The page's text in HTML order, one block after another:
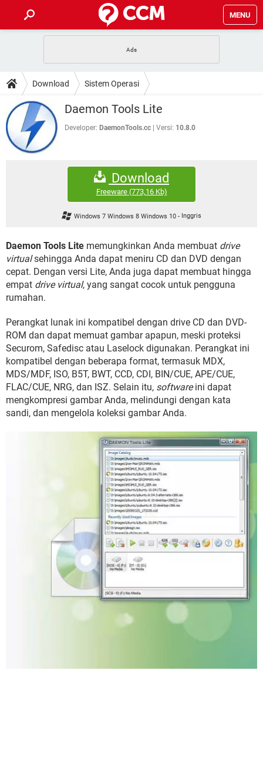
MENU
APLIKASI NONTON FILM & SERI RESET GMAIL
BUAT AKUN TIKTOK APLIKASI VIDEO-CALL
HOW-TO
SAFE MODE ANDROID RESET CLASH OF CLANS
KODE RAHASIA NETFLIX
DOWNLOAD
ADOBE PREMIERE PRO INSTAGRAM UNTUK PC
TEWAS HOLDEM UNTUK IPHONE
FORUM
Reset Akun Facebook yang di-Hack
Front Office dan Back Office OOP - Data Enkapsulasi
Download Sistem Operasi
Daemon Tools Lite
Developer: DaemonTools.cc Versi: 10.8.0
Download
Freeware(773,16 Kb)
Windows 7 Windows 8 Windows 10 - Inggris
Daemon Tools Lite memungkinkan Anda membuat drive
virtualsehingga Anda dapat meniru CD dan DVD dengan
cepat. Dengan versi Lite, Anda juga dapat membuat hingga
empat drive virtual, yang sangat cocok untuk pengguna
rumahan.
Perangkat lunak ini kompatibel dengan drive CD dan DVD-
ROM dan dapat memuat gambar apapun, meski proteksi
Securom, Safedisc atau Laselock digunakan. Perangkat ini
kompatibel dengan beberapa format, termasuk MDX,
MDS/MDF, ISO, B5T, BWT, CCD, CDI, BIN/CUE, APE/CUE,
FLAC/CUE, NRG, dan ISZ. Selain itu, softwareini dapat
mengkompresi gambar Anda, melindungi dengan kata
sandi, dan mengelola koleksi gambar Anda.